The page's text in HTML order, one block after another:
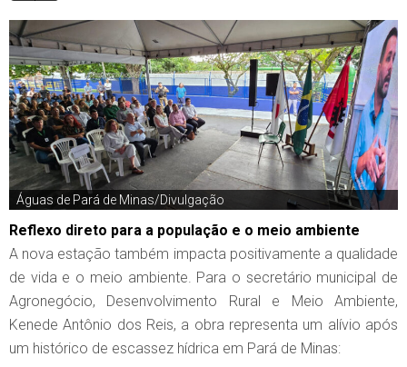
Águas de Pará de Minas/Divulgação
Reflexo direto para a população e o meio ambiente
A nova estação também impacta positivamente a qualidade
de vida e o meio ambiente. Para o secretário municipal de
Agronegócio, Desenvolvimento Rural e Meio Ambiente,
Kenede Antônio dos Reis, a obra representa um alívio após
um histórico de escassez hídrica em Pará de Minas: